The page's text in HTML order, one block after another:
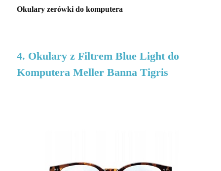
Okulary zerówki do komputera
4. Okulary z Filtrem Blue Light do
Komputera Meller Banna Tigris